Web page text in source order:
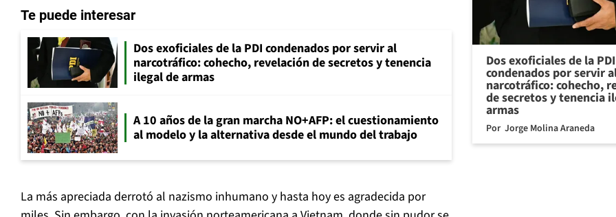
Te puede interesar
Dos exoficiales de la PDI condenados por servir al
narcotráfico: cohecho, revelación de secretos y tenencia
ilegal de armas
A 10 años de la gran marcha NO+AFP: el cuestionamiento
al modelo y la alternativa desde el mundo del trabajo
La más apreciada derrotó al nazismo inhumano y hasta hoy es agradecida por
Dos exoficiales de la PDI
condenados por servir
narcotráfico: cohecho,
de secretos y tenencia
armas
Por Jorge Molina Araneda